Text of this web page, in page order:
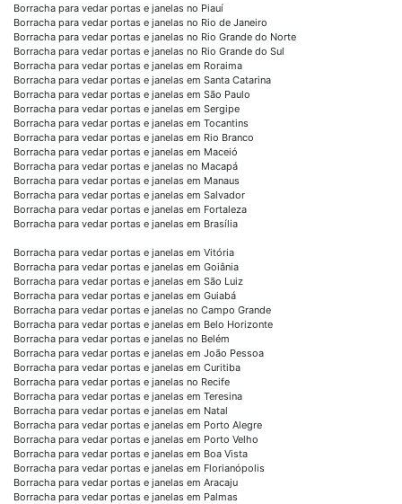
Borracha para vedar portas e janelas no Piauí
Borracha para vedar portas e janelas no Rio de Janeiro
Borracha para vedar portas e janelas no Rio Grande do Norte
Borracha para vedar portas e janelas no Rio Grande do Sul
Borracha para vedar portas e janelas em Roraima
Borracha para vedar portas e janelas em Santa Catarina
Borracha para vedar portas e janelas em São Paulo
Borracha para vedar portas e janelas em Sergipe
Borracha para vedar portas e janelas em Tocantins
Borracha para vedar portas e janelas em Rio Branco
Borracha para vedar portas e janelas em Maceió
Borracha para vedar portas e janelas no Macapá
Borracha para vedar portas e janelas em Manaus
Borracha para vedar portas e janelas em Salvador
Borracha para vedar portas e janelas em Fortaleza
Borracha para vedar portas e janelas em Brasília
Borracha para vedar portas e janelas em Vitória
Borracha para vedar portas e janelas em Goiânia
Borracha para vedar portas e janelas em São Luiz
Borracha para vedar portas e janelas em Guiabá
Borracha para vedar portas e janelas no Campo Grande
Borracha para vedar portas e janelas em Belo Horizonte
Borracha para vedar portas e janelas no Belém
Borracha para vedar portas e janelas em João Pessoa
Borracha para vedar portas e janelas em Curitiba
Borracha para vedar portas e janelas no Recife
Borracha para vedar portas e janelas em Teresina
Borracha para vedar portas e janelas em Natal
Borracha para vedar portas e janelas em Porto Alegre
Borracha para vedar portas e janelas em Porto Velho
Borracha para vedar portas e janelas em Boa Vista
Borracha para vedar portas e janelas em Florianópolis
Borracha para vedar portas e janelas em Aracaju
Borracha para vedar portas e janelas em Palmas